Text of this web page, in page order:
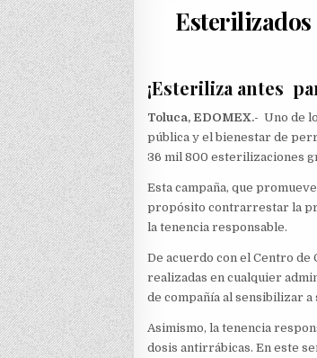
Esterilizados
¡Esteriliza antes
Toluca, EDOMEX.- Uno de
pública y el bienestar de
36 mil 800 esterilizaciones
Esta campaña, que
propósito contrarrestar la
la tenencia responsable.
De acuerdo con el Centro
realizadas en cualquier
de compañía al sensibilizar
Asimismo, la tenencia
dosis antirrábicas. En este